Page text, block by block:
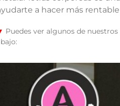
a hacer más
Puedes ver algunos de